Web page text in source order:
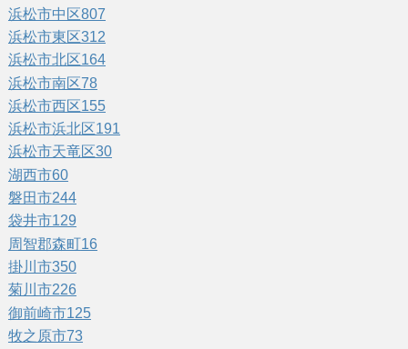
浜松市中区807
浜松市東区312
浜松市北区164
浜松市南区78
浜松市西区155
浜松市浜北区191
浜松市天竜区30
湖西市60
磐田市244
袋井市129
周智郡森町16
掛川市350
菊川市226
御前崎市125
牧之原市73